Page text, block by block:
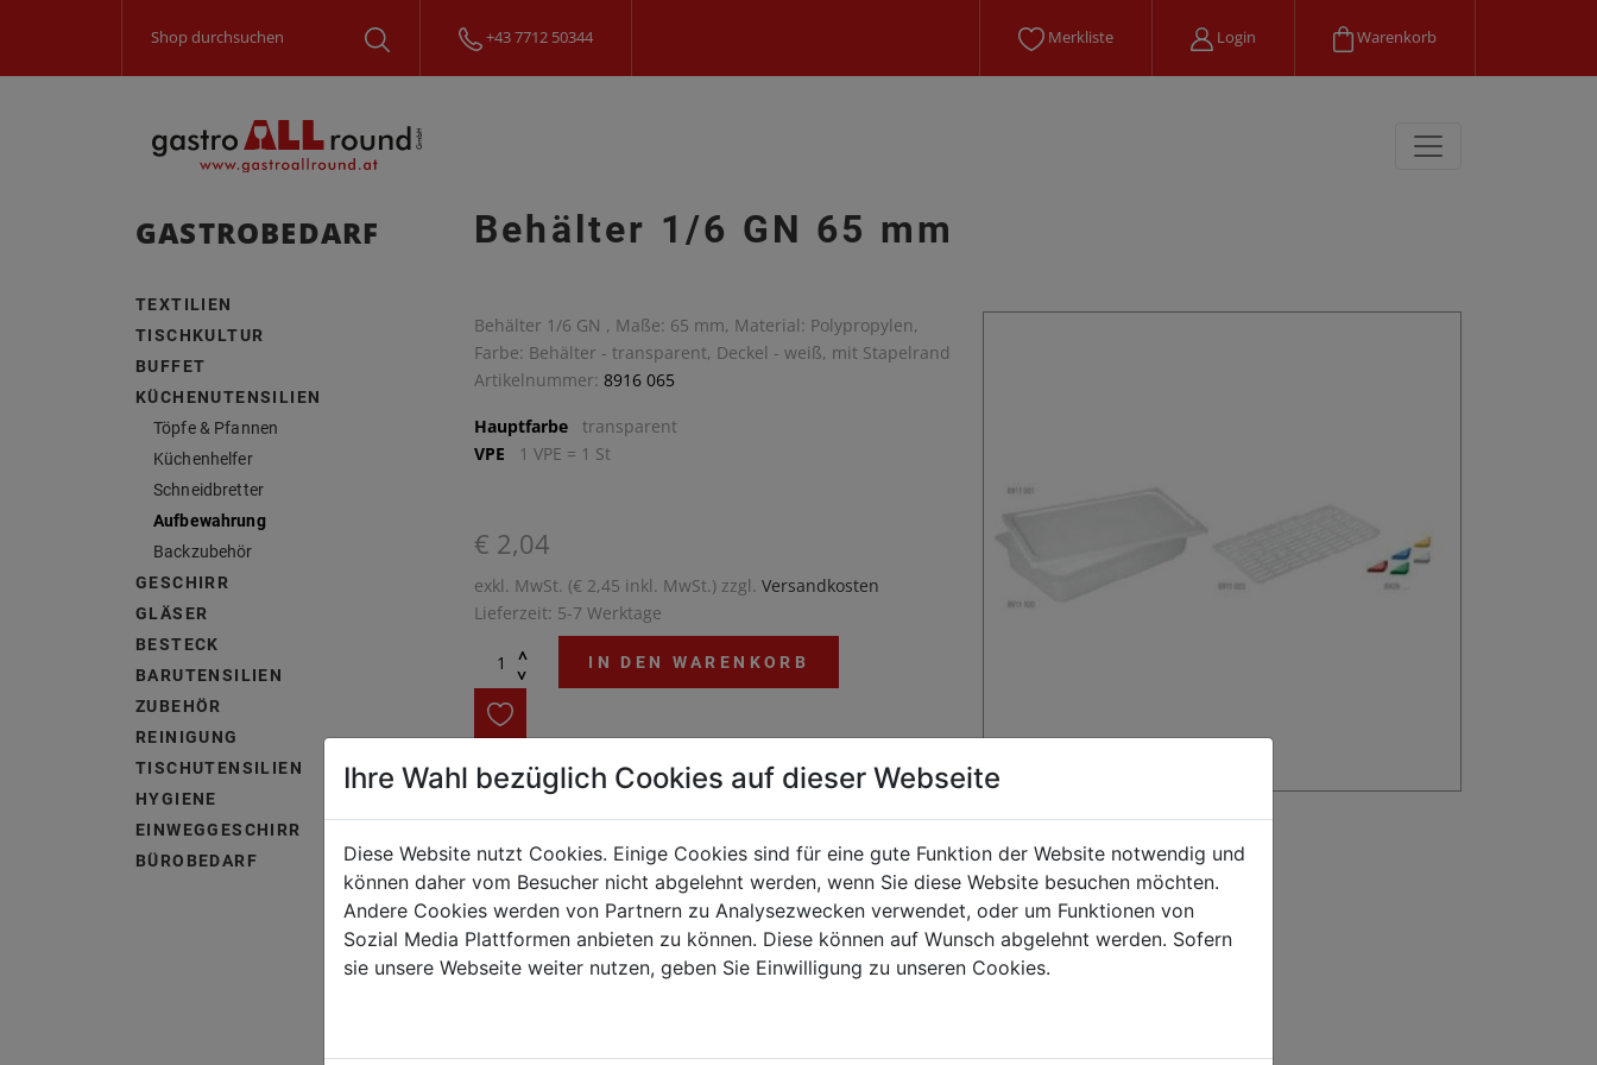
+43 7712 50344 Merkliste Login Warenkorb
GASTROBEDARF
TEXTILIEN
TISCHKULTUR
BUFFET
KÜCHENUTENSILIEN
Töpfe & Pfannen
Küchenhelfer
Schneidbretter
Aufbewahrung
Backzubehör
GESCHIRR
GLÄSER
BESTECK
BARUTENSILIEN
ZUBEHÖR
REINIGUNG
TISCHUTENSILIEN
HYGIENE
EINWEGGESCHIRR
BÜROBEDARF
Behälter 1/6 GN 65 mm
Behälter 1/6 GN , Maße: 65 mm, Material: Polypropylen,
Farbe: Behälter - transparent, Deckel - weiß, mit Stapelrand
Artikelnummer: 8916 065
Hauptfarbe
transparent
VPE
1 VPE = 1 St
€ 2,04
exkl. MwSt. (€ 2,45 inkl. MwSt.) zzgl. Versandkosten
Lieferzeit: 5-7 Werktage
^
^
IN DEN WARENKORB
Temperaturbeständig von -40 °C bis 80 °CDeckel können
schließendBPA frei
Kunden kauften auch
Ihre Wahl bezüglich Cookies auf dieser Webseite
Diese Website nutzt Cookies. Einige Cookies sind für eine gute Funktion der Website notwendig und
können daher vom Besucher nicht abgelehnt werden, wenn Sie diese Website besuchen möchten.
Andere Cookies werden von Partnern zu Analysezwecken verwendet, oder um Funktionen von
Sozial Media Plattformen anbieten zu können. Diese können auf Wunsch abgelehnt werden. Sofern
sie unsere Webseite weiter nutzen, geben Sie Einwilligung zu unseren Cookies.